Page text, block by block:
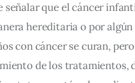
señalar que el cáncer
hereditaria o por
con cáncer se curan,
de los tratamientos,